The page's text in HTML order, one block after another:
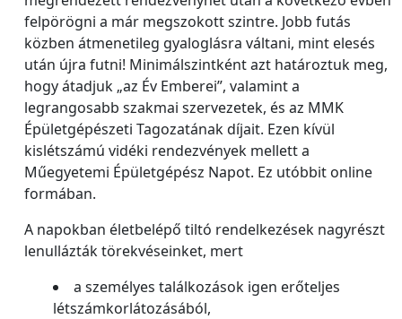
felpörögni a már megszokott szintre. Jobb futás
közben átmenetileg gyaloglásra váltani, mint elesés
után újra futni! Minimálszintként azt határoztuk meg,
hogy átadjuk „az Év Emberei”, valamint a
legrangosabb szakmai szervezetek, és az MMK
Épületgépészeti Tagozatának díjait. Ezen kívül
kislétszámú vidéki rendezvények mellett a
Műegyetemi Épületgépész Napot. Ez utóbbit online
formában.
A napokban életbelépő tiltó rendelkezések nagyrészt
lenullázták törekvéseinket, mert
a személyes találkozások igen erőteljes
létszámkorlátozásából,